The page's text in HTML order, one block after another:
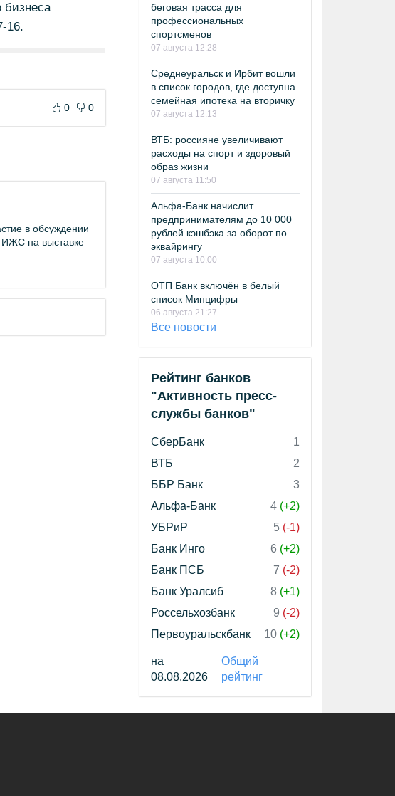
бизнеса
16.
0 0
в обсуждении
ИЖС на выставке
беговая трасса для
профессиональных
спортсменов
07 августа 12:28
Среднеуральск и Ирбит вошли
в список городов, где доступна
семейная ипотека на вторичку
07 августа 12:13
ВТБ: россияне увеличивают
расходы на спорт и здоровый
образ жизни
07 августа 11:50
Альфа-Банк начислит
предпринимателям до 10 000
рублей кэшбэка за оборот по
эквайрингу
07 августа 10:00
ОТП Банк включён в белый
список Минцифры
06 августа 21:27
Все новости
Рейтинг банков
"Активность пресс-
службы банков"
СберБанк
1
ВТБ
2
ББР Банк
3
Альфа-Банк
4 (+2)
УБРиР
5 (-1)
Банк Инго
6 (+2)
Банк ПСБ
7 (-2)
Банк Уралсиб
8 (+1)
Россельхозбанк
9 (-2)
Первоуральскбанк
10 (+2)
на
08.08.2026
Общий
рейтинг